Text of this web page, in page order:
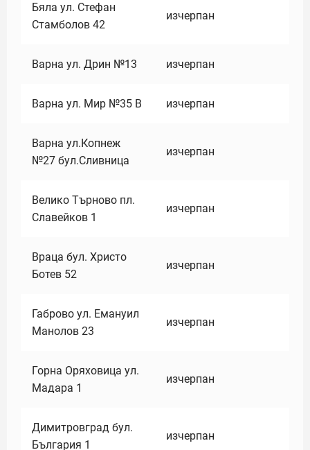
Бяла ул. Стефан
Стамболов 42
изчерпан
Варна ул. Дрин №13 изчерпан
Варна ул. Мир №35 В изчерпан
Варна ул.Копнеж
№27 бул.Сливница
изчерпан
Велико Търново пл.
Славейков 1
изчерпан
Враца бул. Христо
Ботев 52
изчерпан
Габрово ул. Емануил
Манолов 23
изчерпан
Горна Оряховица ул.
Мадара 1
изчерпан
Димитровград бул.
България 1
изчерпан